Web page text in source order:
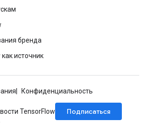
бренда
источник
Конфиденциальность
TensorFlow
Подписаться